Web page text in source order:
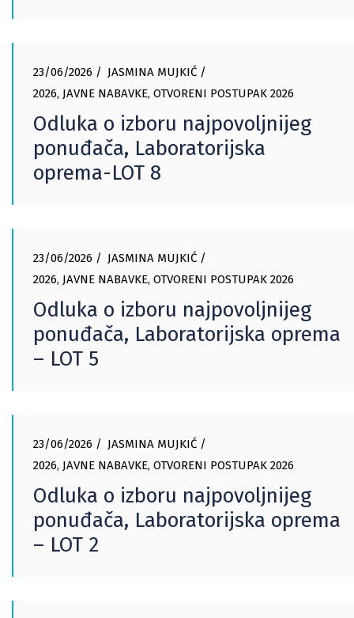
23/06/2026
JASMINA MUJKIĆ
2026, JAVNE NABAVKE, OTVORENI POSTUPAK 2026
Odluka o izboru najpovoljnijeg
ponuđača, Laboratorijska
oprema-LOT 8
23/06/2026
JASMINA MUJKIĆ
2026, JAVNE NABAVKE, OTVORENI POSTUPAK 2026
Odluka o izboru najpovoljnijeg
ponuđača, Laboratorijska oprema
– LOT 5
23/06/2026
JASMINA MUJKIĆ
2026, JAVNE NABAVKE, OTVORENI POSTUPAK 2026
Odluka o izboru najpovoljnijeg
ponuđača, Laboratorijska oprema
– LOT 2